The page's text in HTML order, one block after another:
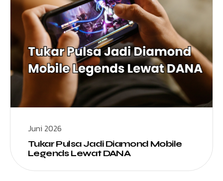
Juni 2026
Tukar Pulsa Jadi Diamond Mobile
Legends Lewat DANA